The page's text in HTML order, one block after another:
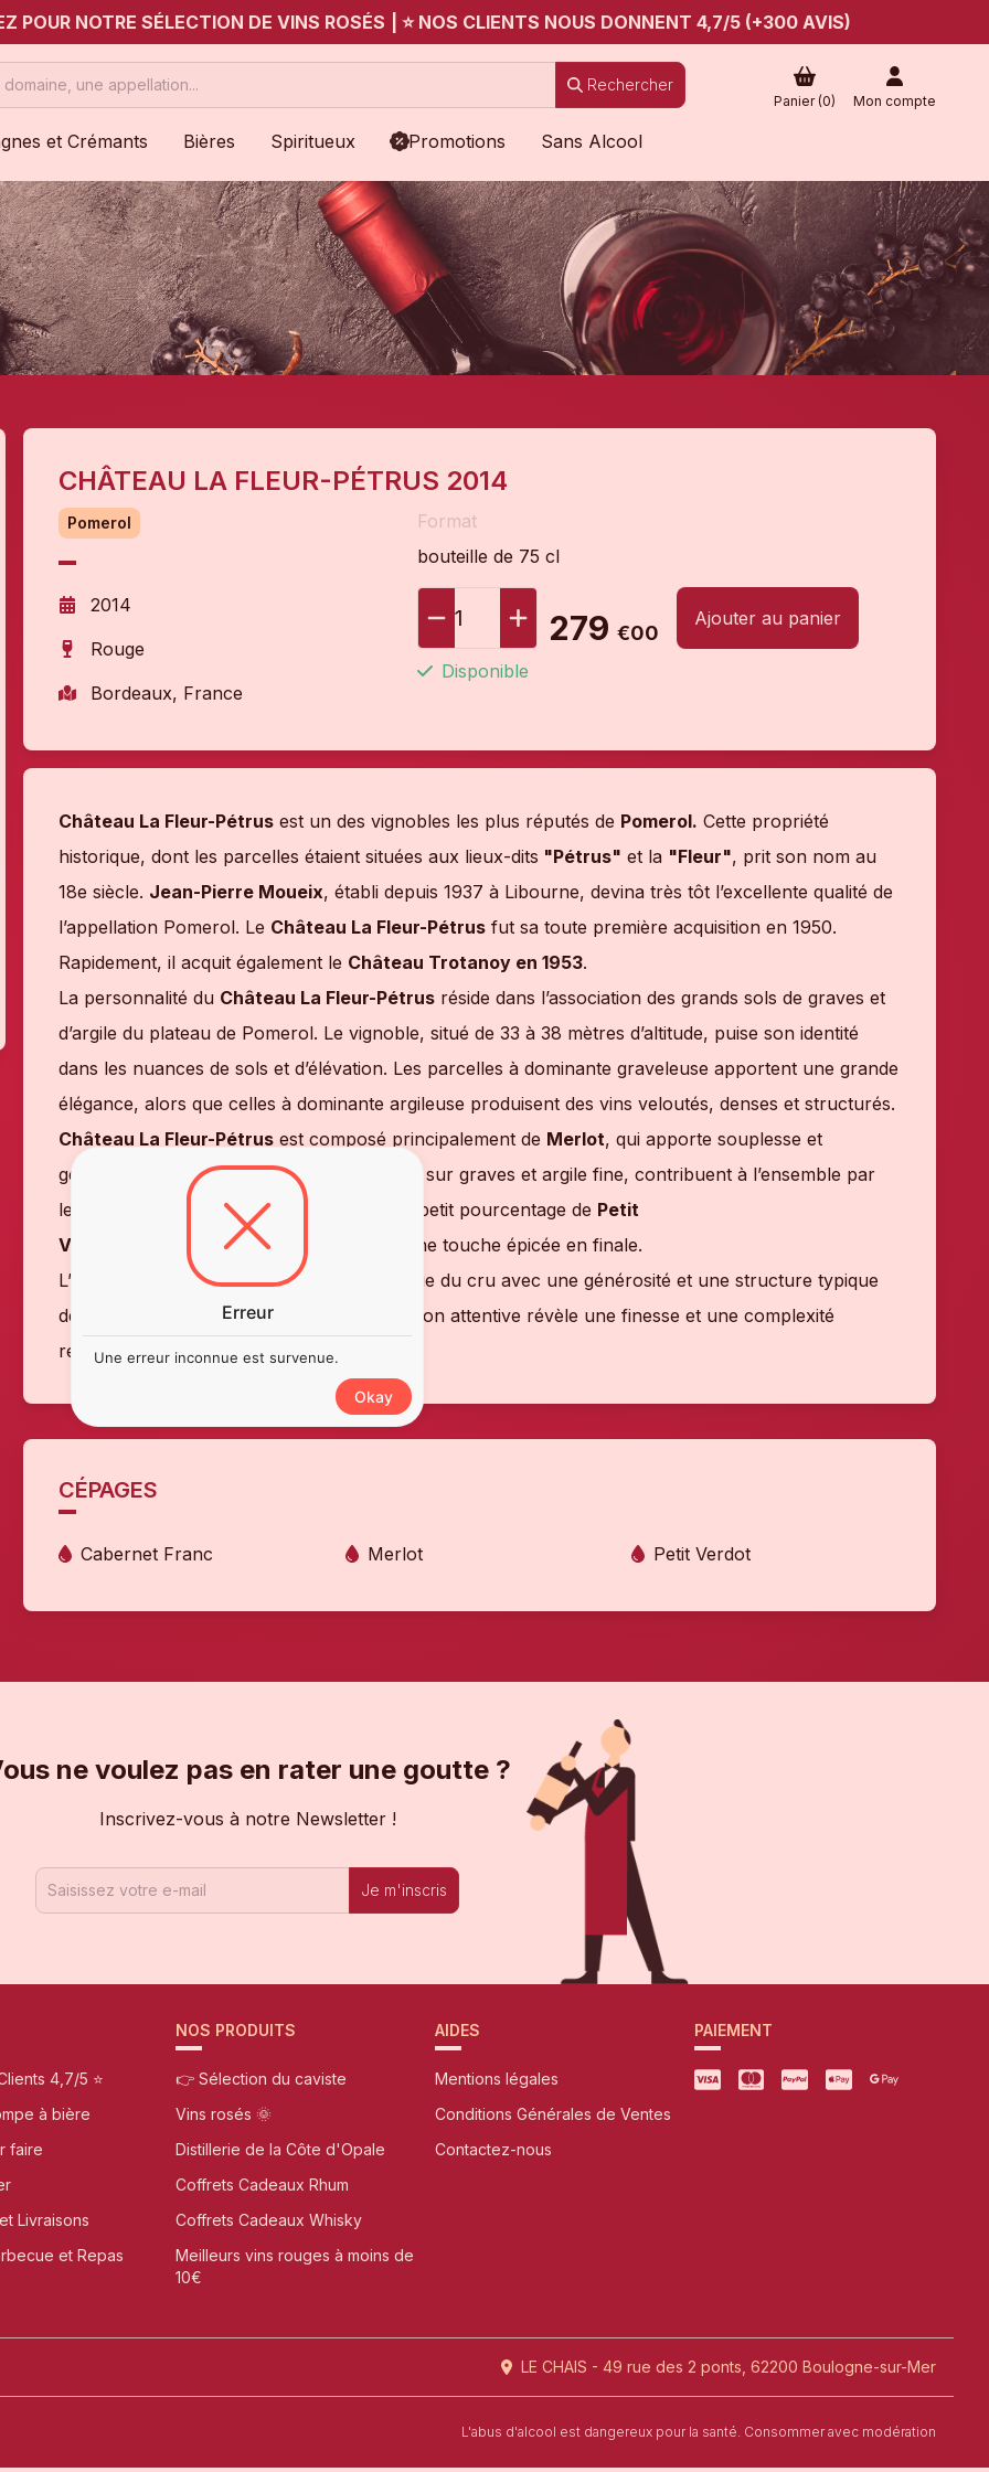
POUR NOTRE SÉLECTION DE VINS ROSÉS ⭐ NOS CLIENTS NOUS DONNENT 4,7/5 (+300 AVIS)
Rechercher
Panier (0) Mon compte
et Crémants Bières Spiritueux Promotions Sans Alcool
CHÂTEAU LA FLEUR-PÉTRUS 2014
Pomerol
2014
Rouge
Bordeaux, France
Format
bouteille de 75 cl
1 279 €00
Ajouter au panier
Disponible
Château La Fleur-Pétrus est un des vignobles les plus réputés de Pomerol. Cette propriété
historique, dont les parcelles étaient situées aux lieux-dits "Pétrus" et la "Fleur", prit son nom au
18e siècle. Jean-Pierre Moueix, établi depuis 1937 à Libourne, devina très tôt l’excellente qualité de
l’appellation Pomerol. Le Château La Fleur-Pétrus fut sa toute première acquisition en 1950.
Rapidement, il acquit également le Château Trotanoy en 1953.
La personnalité du Château La Fleur-Pétrus réside dans l’association des grands sols de graves et
d’argile du plateau de Pomerol. Le vignoble, situé de 33 à 38 mètres d’altitude, puise son identité
dans les nuances de sols et d’élévation. Les parcelles à dominante graveleuse apportent une grande
élégance, alors que celles à dominante argileuse produisent des vins veloutés, denses et structurés.
Château La Fleur-Pétrus est composé principalement de Merlot, qui apporte souplesse et
générosité. Les
Cabernets Francs
, plantés sur graves et argile fine, contribuent à l’ensemble par
leur rigueur et leur complexité alors qu’un petit pourcentage de Petit
Verdot
, planté sur graves fines, apporte une touche épicée en finale.
L’ensemble allie une élégance caractéristique du cru avec une générosité et une structure typique
des
grands vins de Pomerol
. Une dégustation attentive révèle une finesse et une complexité
remarquables avec un soupçon de violette.
CÉPAGES
Cabernet Franc Merlot Petit Verdot
ne voulez pas en rater une goutte ?
Inscrivez-vous à notre Newsletter !
Je m'inscris
4,7/5 ⭐
à bière
faire
Livraisons
et Repas
NOS PRODUITS
👉 Sélection du caviste
Vins rosés 🌞
Distillerie de la Côte d'Opale
Coffrets Cadeaux Rhum
Coffrets Cadeaux Whisky
Meilleurs vins rouges à moins de
10€
AIDES
Mentions légales
Conditions Générales de Ventes
Contactez-nous
PAIEMENT
LE CHAIS - 49 rue des 2 ponts, 62200 Boulogne-sur-Mer
L'abus d'alcool est dangereux pour la santé. Consommer avec modération
Erreur
Une erreur inconnue est survenue.
Okay